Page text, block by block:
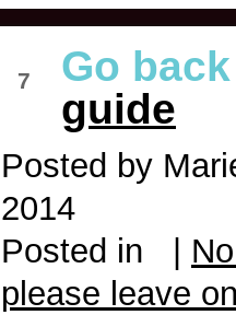
7
Go
guide
Posted by
2014
Posted in |
please leave